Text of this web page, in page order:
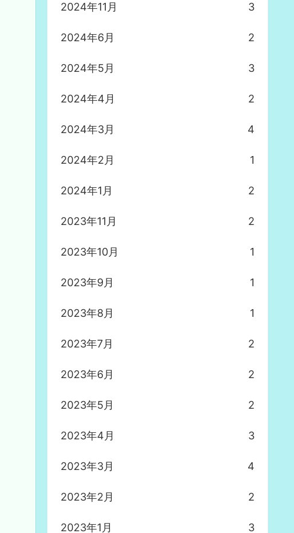
2024年11月 3
2024年6月 2
2024年5月 3
2024年4月 2
2024年3月 4
2024年2月 1
2024年1月 2
2023年11月 2
2023年10月 1
2023年9月 1
2023年8月 1
2023年7月 2
2023年6月 2
2023年5月 2
2023年4月 3
2023年3月 4
2023年2月 2
2023年1月 3